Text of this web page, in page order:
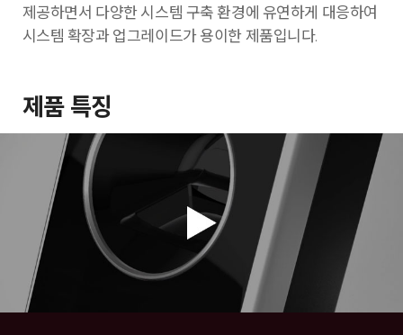
제공하면서 다양한 시스템 구축 환경에 유연하게 대응하여
시스템 확장과 업그레이드가 용이한 제품입니다.
제품 특징